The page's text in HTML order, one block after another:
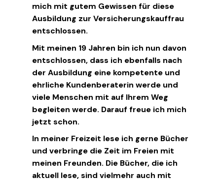
mich mit gutem Gewissen für diese
Ausbildung zur Versicherungskauffrau
entschlossen.
Mit meinen 19 Jahren bin ich nun davon
entschlossen, dass ich ebenfalls nach
der Ausbildung eine kompetente und
ehrliche Kundenberaterin werde und
viele Menschen mit auf Ihrem Weg
begleiten werde. Darauf freue ich mich
jetzt schon.
In meiner Freizeit lese ich gerne Bücher
und verbringe die Zeit im Freien mit
meinen Freunden. Die Bücher, die ich
aktuell lese, sind vielmehr auch mit